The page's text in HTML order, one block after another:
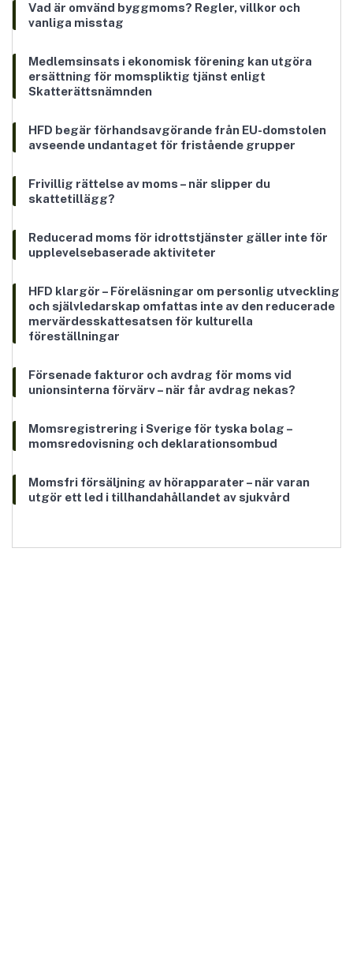
Vad är omvänd byggmoms? Regler, villkor och
vanliga misstag
Medlemsinsats i ekonomisk förening kan utgöra
ersättning för momspliktig tjänst enligt
Skatterättsnämnden
HFD begär förhandsavgörande från EU-domstolen
avseende undantaget för fristående grupper
Frivillig rättelse av moms – när slipper du
skattetillägg?
Reducerad moms för idrottstjänster gäller inte för
upplevelsebaserade aktiviteter
HFD klargör – Föreläsningar om personlig utveckling
och självledarskap omfattas inte av den reducerade
mervärdesskattesatsen för kulturella
föreställningar
Försenade fakturor och avdrag för moms vid
unionsinterna förvärv – när får avdrag nekas?
Momsregistrering i Sverige för tyska bolag –
momsredovisning och deklarationsombud
Momsfri försäljning av hörapparater – när varan
utgör ett led i tillhandahållandet av sjukvård